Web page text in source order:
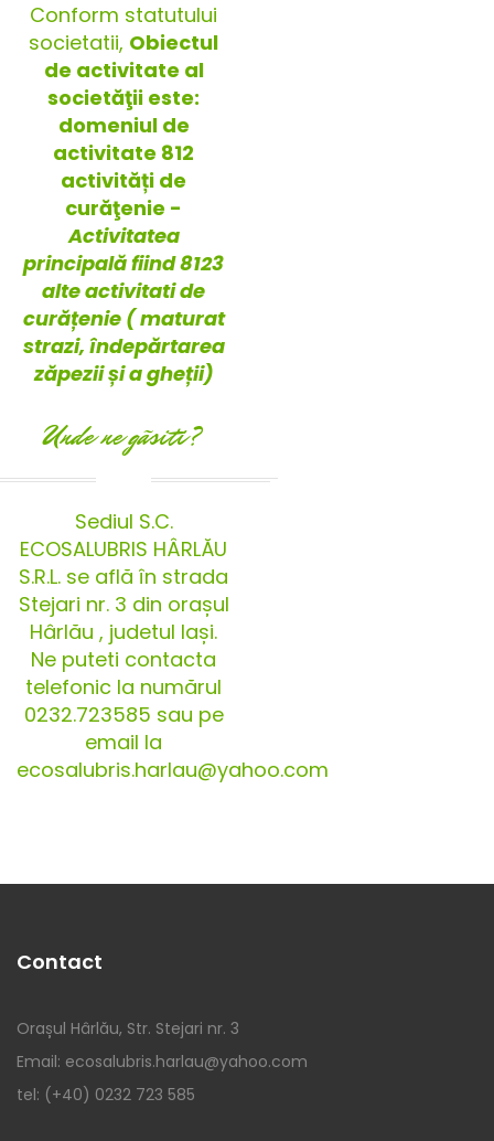
Conform statutului
societatii, Obiectul
de activitate al
societăţii este:
domeniul de
activitate 812
activități de
curăţenie -
Activitatea
principală fiind 8123
alte activitati de
curățenie ( maturat
strazi, îndepărtarea
zăpezii și a gheții)
Unde ne gãsiti?
Sediul S.C.
ECOSALUBRIS HÂRLĂU
S.R.L. se află în strada
Stejari nr. 3 din orașul
Hârlău , judetul Iași.
Ne puteti contacta
telefonic la numărul
0232.723585 sau pe
email la
ecosalubris.harlau@yahoo.com
Contact
Orașul Hârlău, Str. Stejari nr. 3
Email: ecosalubris.harlau@yahoo.com
tel: (+40) 0232 723 585